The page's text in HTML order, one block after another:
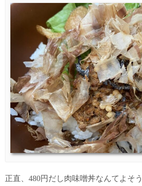
正直、480円だし肉味噌丼なんてよそ